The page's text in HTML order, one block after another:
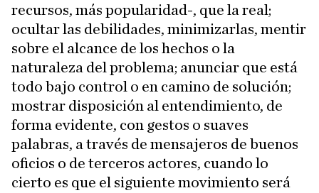
recursos, más popularidad-, que la real;
ocultar las debilidades, minimizarlas, mentir
sobre el alcance de los hechos o la
naturaleza del problema; anunciar que está
todo bajo control o en camino de solución;
mostrar disposición al entendimiento, de
forma evidente, con gestos o suaves
palabras, a través de mensajeros de buenos
oficios o de terceros actores, cuando lo
cierto es que el siguiente movimiento será